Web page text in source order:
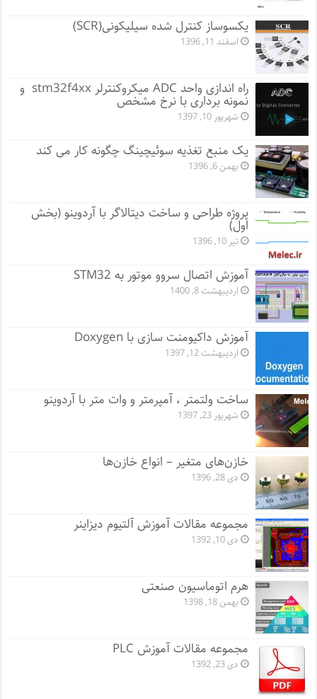
یکسوساز کنترل شده سیلیکونی(SCR)
اسفند 11, 1396
راه اندازی واحد ADC میکروکنترلر stm32f4xx و
نمونه برداری با نرخ مشخص
شهریور 10, 1397
یک منبع تغذیه سوئیچینگ چگونه کار می کند
بهمن 6, 1396
پروژه طراحی و ساخت دیتالاگر با آردوینو (بخش
اول)
تیر 10, 1396
آموزش اتصال سروو موتور به STM32
اردیبهشت 8, 1400
آموزش داکیومنت سازی با Doxygen
اردیبهشت 12, 1397
ساخت ولتمتر ، آمپرمتر و وات متر با آردوینو
شهریور 23, 1397
خازن‌های متغیر – انواع خازن‌ها
دی 28, 1396
مجموعه مقالات آموزش آلتیوم دیزاینر
دی 10, 1392
هرم اتوماسیون صنعتی
بهمن 18, 1398
مجموعه مقالات آموزش PLC
دی 23, 1392